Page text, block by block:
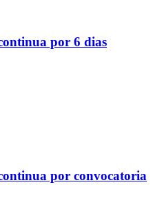
por 6 dias
por convocatoria